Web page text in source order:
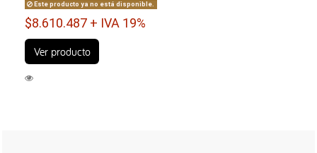
Este producto ya no está disponible.
$8.610.487 + IVA 19%
Ver producto